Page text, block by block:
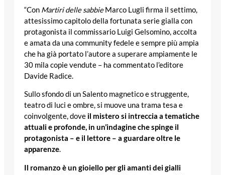
“Con Martiri delle sabbieMarco Lugli firma il settimo,
attesissimo capitolo della fortunata serie gialla con
protagonista il commissario Luigi Gelsomino, accolta
e amata da una community fedele e sempre più ampia
che ha già portato l’autore a superare ampiamente le
30 mila copie vendute – ha commentato l’editore
Davide Radice.
Sullo sfondo di un Salento magnetico e struggente,
teatro di luci e ombre, si muove una trama tesa e
coinvolgente, dove il mistero si intreccia a tematiche
attuali e profonde, in un’indagine che spinge il
protagonista – e il lettore – a guardare oltre le
apparenze.
Il romanzo è un gioiello per gli amanti dei gialli